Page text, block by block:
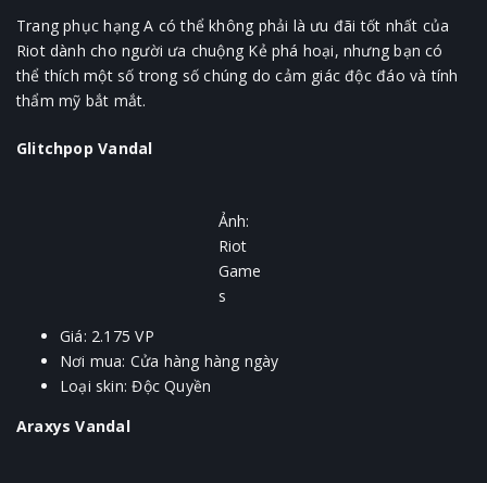
Trang phục hạng A có thể không phải là ưu đãi tốt nhất của
Riot dành cho người ưa chuộng Kẻ phá hoại, nhưng bạn có
thể thích một số trong số chúng do cảm giác độc đáo và tính
thẩm mỹ bắt mắt.
Glitchpop Vandal
Ảnh:
Riot
Game
s
Giá: 2.175 VP
Nơi mua: Cửa hàng hàng ngày
Loại skin: Độc Quyền
Araxys Vandal